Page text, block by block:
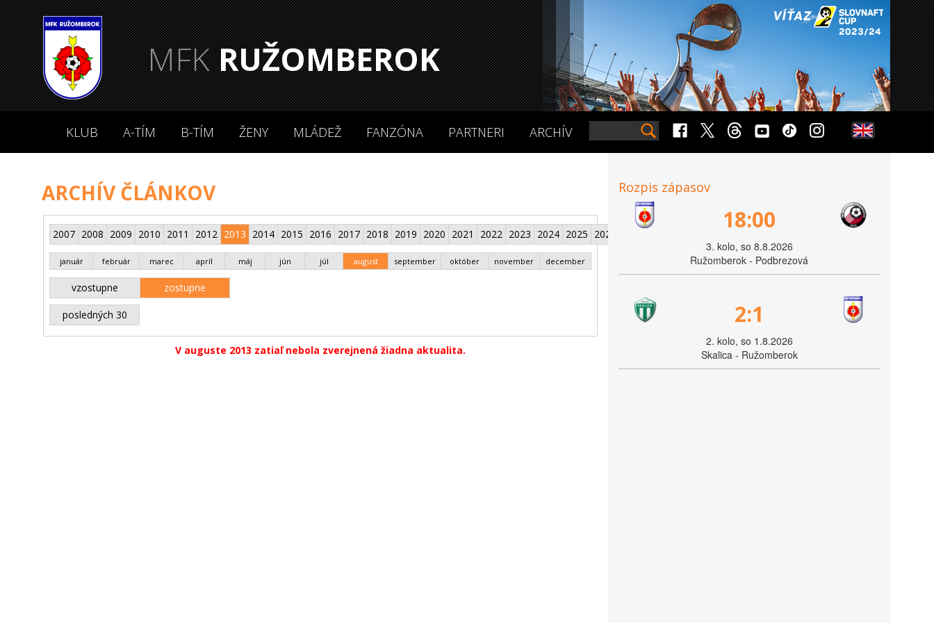
MFKRUŽOMBEROK
KLUB A-TÍM B-TÍM ŽENY MLÁDEŽ FANZÓNA PARTNERI ARCHÍV
ARCHÍV ČLÁNKOV
2007 2008 2009 2010 2011 2012 2013 2014 2015 2016 2017 2018 2019 2020 2021 2022 2023 2024 2025 2026
január február marec apríl máj jún júl august september október november december
vzostupne zostupne
posledných 30
V auguste 2013 zatiaľ nebola zverejnená žiadna aktualita.
Rozpis zápasov
18:00
3. kolo, so 8.8.2026
Ružomberok - Podbrezová
2:1
2. kolo, so 1.8.2026
Skalica - Ružomberok